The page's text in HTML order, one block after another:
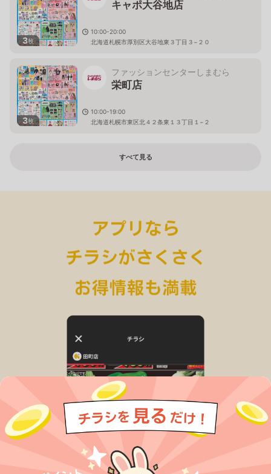
3枚
キャポ大谷地店
10:00-20:00
北海道札幌市厚別区大谷地東３丁目３−２０
3枚
ファッションセンターしまむら
栄町店
10:00-19:00
北海道札幌市東区北４２条東１３丁目１−２
すべて見る